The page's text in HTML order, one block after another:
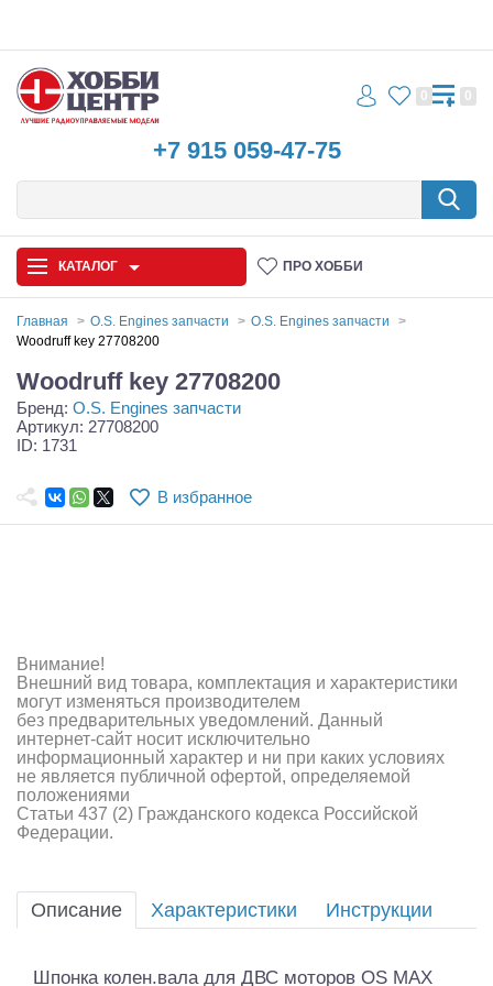
+7 915 059-47-75
0 0
КАТАЛОГ ПРО ХОББИ
Запчасти и аксессуары
Игрушки
Самолеты
Аппаратура и электроника
Аккумуляторы и батарейки
Зарядные устройства и блоки питания
Двигатели
Инструмент,измерительные приборы,расходники
Главная O.S. Engines запчасти
O.S. Engines запчасти
Woodruff key 27708200
Woodruff key 27708200
Бренд: O.S. Engines запчасти
Артикул: 27708200
ID: 1731
В избранное
Внимание!
Внешний вид товара, комплектация и характеристики
могут изменяться производителем
без предварительных уведомлений. Данный
интернет-сайт носит исключительно
информационный характер и ни при каких условиях
не является публичной офертой, определяемой
положениями
Статьи 437 (2) Гражданского кодекса Российской
Федерации.
Описание Характеристики Инструкции
Шпонка колен.вала для ДВС моторов OS MAX